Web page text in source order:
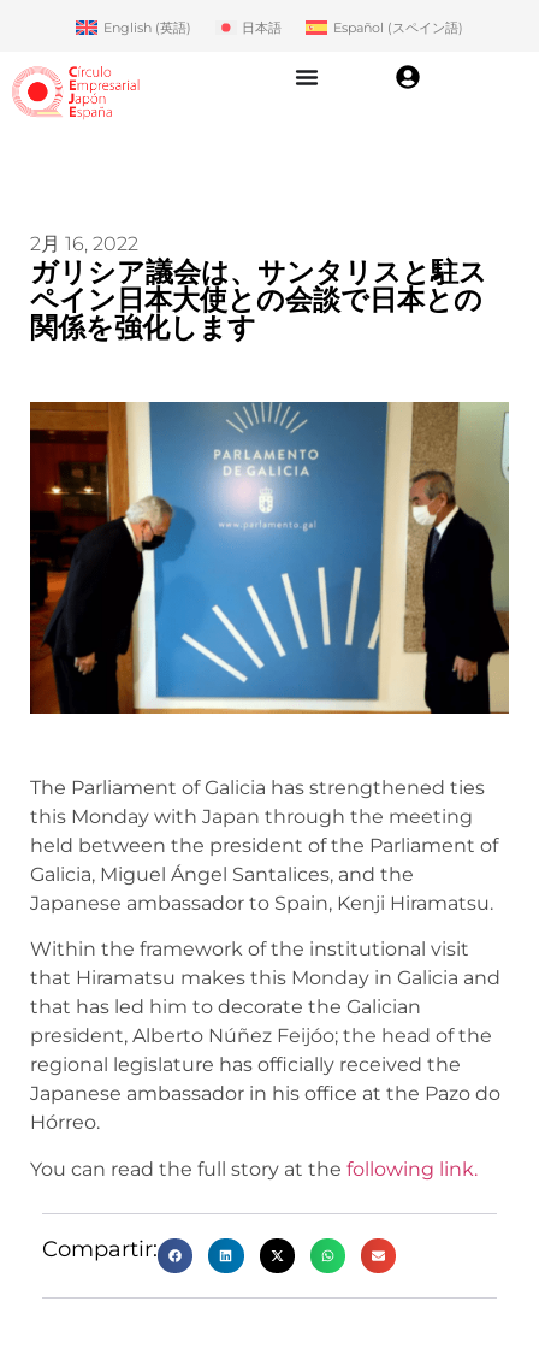
English(英語) 日本語 Español ( スペイン語)
2月 16, 2022
ガリシア議会は、サンタリスと駐ス
ペイン日本大使との会談で日本との
関係を強化します
The Parliament of Galicia has strengthened ties
this Monday with Japan through the meeting
held between the president of the Parliament of
Galicia, Miguel Ángel Santalices, and the
Japanese ambassador to Spain, Kenji Hiramatsu.
Within the framework of the institutional visit
that Hiramatsu makes this Monday in Galicia and
that has led him to decorate the Galician
president, Alberto Núñez Feijóo; the head of the
regional legislature has officially received the
Japanese ambassador in his office at the Pazo do
Hórreo.
You can read the full story at the following link.
Compartir: